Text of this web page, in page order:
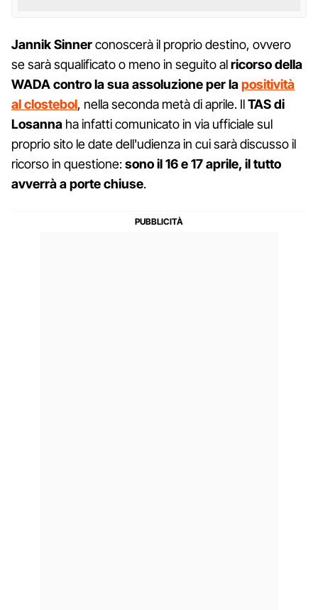
Jannik Sinnerconoscerà il proprio destino, ovvero
se sarà squalificato o meno in seguito alricorso della
WADA contro la sua assoluzione per lapositività
al clostebol, nella seconda metà di aprile. IlTAS di
Losanna ha infatti comunicato in via ufficiale sul
proprio sito le date dell'udienza in cui sarà discusso il
ricorso in questione:sono il 16 e 17 aprile, il tutto
avverrà a porte chiuse.